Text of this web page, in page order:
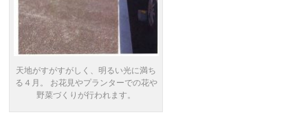
天地がすがすがしく、明るい光に満ち
る４月。 お花見やプランターでの花や
野菜づくりが行われます。